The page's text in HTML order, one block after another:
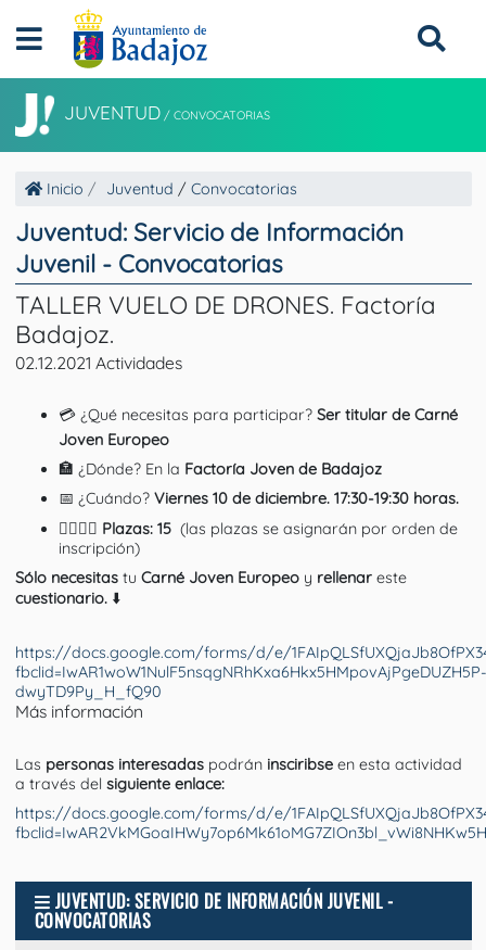
JUVENTUD / CONVOCATORIAS
Inicio Juventud / Convocatorias
Juventud: Servicio de Información
Juvenil - Convocatorias
TALLER VUELO DE DRONES. Factoría
Badajoz.
02.12.2021 Actividades
💳 ¿Qué necesitas para participar? Ser titular de Carné
Joven Europeo
🏣 ¿Dónde? En la Factoría Joven de Badajoz
📅 ¿Cuándo?Viernes 10 de diciembre. 17:30-19:30 horas.
🙋‍♂️🙋‍♀️ Plazas: 15(las plazas se asignarán por orden de
inscripción)
Sólo necesitastu Carné Joven Europeo y rellenareste
cuestionario. ⬇️
https://docs.google.com/forms/d/e/
fbclid=IwAR1woW1NulF5nsqgNRhKxa6Hkx5HMpovAjPgeDUZH5P-
dwyTD9Py_H_fQ90
Más información
Las personas interesadaspodrán insciribseen esta actividad
a través del siguiente enlace:
https://docs.google.com/forms/d/e/
JUVENTUD: SERVICIO DE INFORMACIÓN JUVENIL -
CONVOCATORIAS